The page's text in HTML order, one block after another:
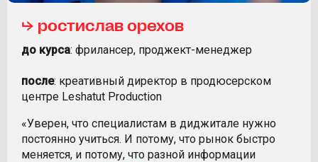
⮡ ростислав орехов
до курса: фрилансер, проджект-менеджер
после: креативный директор в продюсерском
центре Leshatut Production
«Уверен, что специалистам в диджитале нужно
постоянно учиться. И потому, что рынок быстро
меняется, и потому, что разной информации